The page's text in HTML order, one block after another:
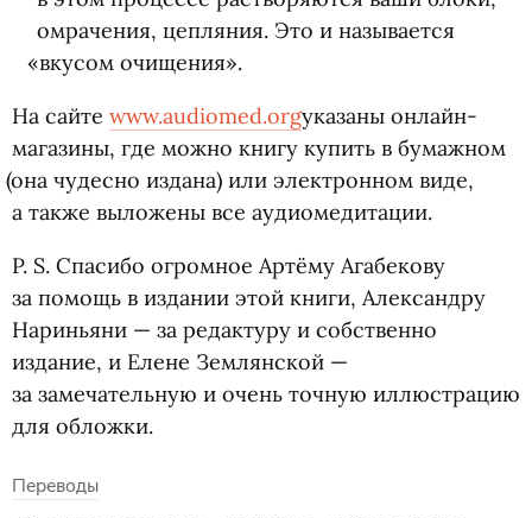
омрачения, цепляния. Это и называется
«вкусом очищения».
На сайте www.audiomed.orgуказаны онлайн-
магазины, где можно книгу купить в бумажном
(она чудесно издана) или электронном виде,
а также выложены все аудиомедитации.
P. S. Спасибо огромное Артёму Агабекову
за помощь в издании этой книги, Александру
Нариньяни — за редактуру и собственно
издание, и Елене Землянской —
за замечательную и очень точную иллюстрацию
для обложки.
Переводы